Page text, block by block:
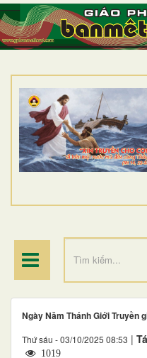
TRANG NHẤT
GIỚI THIỆU
DÒNG TU
BAN MỤC VỤ
ĐOÀN THỂ CG
ĐIỂM HÀNH HƯƠNG
Ngày Năm Thánh Giới Truyền
Thứ sáu - 03/10/2025 08:53 |
1019